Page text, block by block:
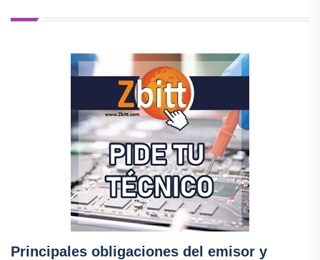
Principales obligaciones del emisor y